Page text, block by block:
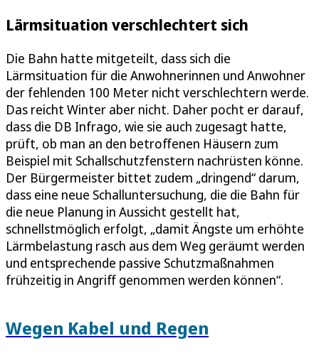
Lärmsituation verschlechtert sich
Die Bahn hatte mitgeteilt, dass sich die
Lärmsituation für die Anwohnerinnen und Anwohner
der fehlenden 100 Meter nicht verschlechtern werde.
Das reicht Winter aber nicht. Daher pocht er darauf,
dass die DB Infrago, wie sie auch zugesagt hatte,
prüft, ob man an den betroffenen Häusern zum
Beispiel mit Schallschutzfenstern nachrüsten könne.
Der Bürgermeister bittet zudem „dringend“ darum,
dass eine neue Schalluntersuchung, die die Bahn für
die neue Planung in Aussicht gestellt hat,
schnellstmöglich erfolgt, „damit Ängste um erhöhte
Lärmbelastung rasch aus dem Weg geräumt werden
und entsprechende passive Schutzmaßnahmen
frühzeitig in Angriff genommen werden können“.
Wegen Kabel und Regen